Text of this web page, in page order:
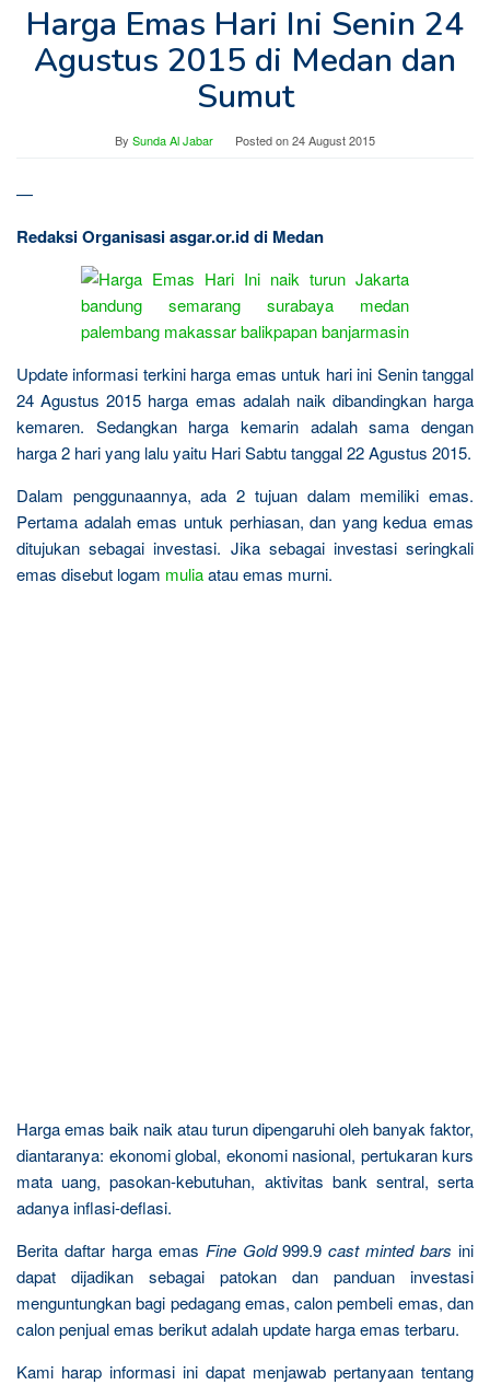
Harga Emas Hari Ini Senin 24
Agustus 2015 di Medan dan
Sumut
By Sunda Al Jabar Posted on24 August 2015
—
Redaksi Organisasi asgar.or.id di Medan
Update informasi terkini harga emas untuk hari ini Senin tanggal
24 Agustus 2015 harga emas adalah naik dibandingkan harga
kemaren. Sedangkan harga kemarin adalah sama dengan
harga 2 hari yang lalu yaitu Hari Sabtu tanggal 22 Agustus 2015.
Dalam penggunaannya, ada 2 tujuan dalam memiliki emas.
Pertama adalah emas untuk perhiasan, dan yang kedua emas
ditujukan sebagai investasi. Jika sebagai investasi seringkali
emas disebut logam muliaatau emas murni.
Harga emas baik naik atau turun dipengaruhi oleh banyak faktor,
diantaranya: ekonomi global, ekonomi nasional, pertukaran kurs
mata uang, pasokan-kebutuhan, aktivitas bank sentral, serta
adanya inflasi-deflasi.
Berita daftar harga emas Fine Gold999.9cast minted barsini
dapat dijadikan sebagai patokan dan panduan investasi
menguntungkan bagi pedagang emas, calon pembeli emas, dan
calon penjual emas berikut adalah update harga emas terbaru.
Kami harap informasi ini dapat menjawab pertanyaan tentang